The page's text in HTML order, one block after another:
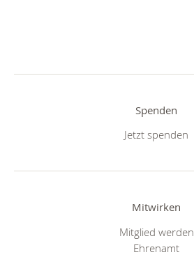
Spenden
Jetzt spenden
Mitwirken
Mitglied werden
Ehrenamt